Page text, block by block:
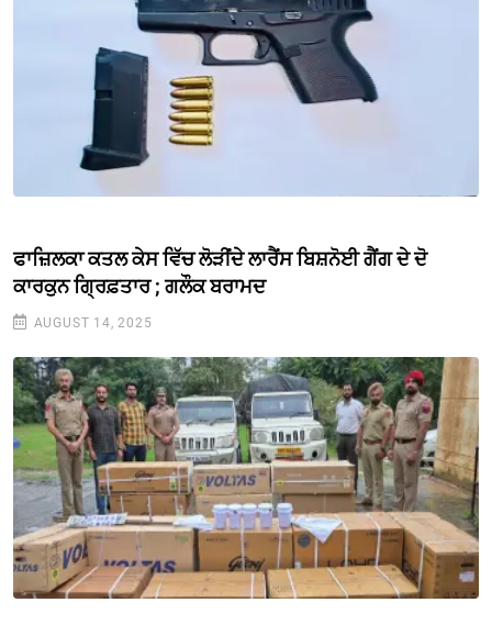
ਫਾਜ਼ਿਲਕਾ ਕਤਲ ਕੇਸ ਵਿੱਚ ਲੋੜੀਂਦੇ ਲਾਰੈਂਸ ਬਿਸ਼ਨੋਈ ਗੈਂਗ ਦੇ ਦੋ
ਕਾਰਕੁਨ ਗ੍ਰਿਫ਼ਤਾਰ ; ਗਲੌਕ ਬਰਾਮਦ
AUGUST 14, 2025